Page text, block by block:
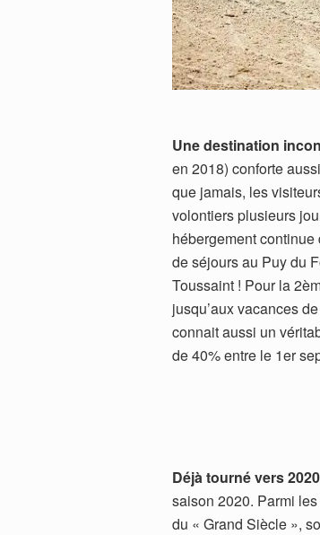
Une destination
en 2018) conforte
que jamais, les
volontiers plusieurs
hébergement
de séjours au Puy du
Toussaint ! Pour la
jusqu’aux vacances
connait aussi un
de 40% entre le 1er
Déjà tourné vers
saison 2020. Parmi
du « Grand Siècle »,